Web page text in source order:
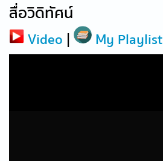
สื่อวิดิทัศน์
Video | My Playlist